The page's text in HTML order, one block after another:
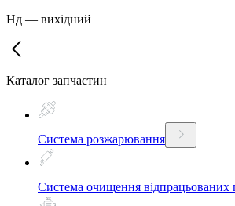
Нд — вихідний
Каталог запчастин
Система розжарювання
Система очищення відпрацьованих